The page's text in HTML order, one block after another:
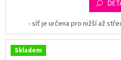
- síť je určena pro nižší až
Skladem